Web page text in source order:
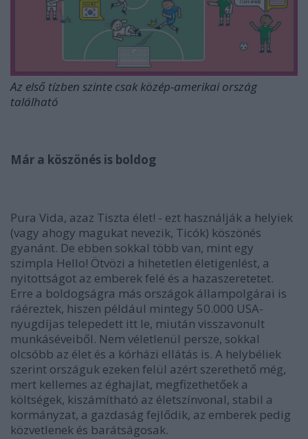
Az első tízben szinte csak közép-amerikai ország
található
Már a köszönés is boldog
Pura Vida, azaz Tiszta élet! - ezt használják a helyiek
(vagy ahogy magukat nevezik, Ticók) köszönés
gyanánt. De ebben sokkal több van, mint egy
szimpla Hello! Ötvözi a hihetetlen életigenlést, a
nyitottságot az emberek felé és a hazaszeretetet.
Erre a boldogságra más országok állampolgárai is
ráéreztek, hiszen például mintegy 50.000 USA-
nyugdíjas telepedett itt le, miután visszavonult
munkáséveiből. Nem véletlenül persze, sokkal
olcsóbb az élet és a kórházi ellátás is. A helybéliek
szerint országuk ezeken felül azért szerethető még,
mert kellemes az éghajlat, megfizethetőek a
költségek, kiszámítható az életszínvonal, stabil a
kormányzat, a gazdaság fejlődik, az emberek pedig
közvetlenek és barátságosak.